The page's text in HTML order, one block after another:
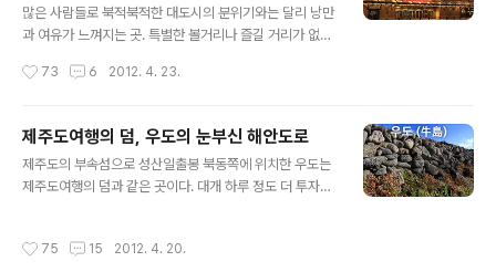
던 슈퍼히어로를 실제로 맞닥뜨리게 되어 영화에 대한 기
대가 더 커지게 되었다. 그들을 만난 곳은 다름 아닌 캐나다
행의 중심, 미드타운 프라자' 앞에서 슈퍼히어로 군단을 만
많은 사람들로 북적북적한 대도시의 분위기와는 달리 낭만
과 여유가 느껴지는 곳. 특별한 볼거리나 즐길 거리가 없음
중부의 소도시 사스카툰(Saskatoon)에서 받은 인상이다.
시의 이름조차 생소하게 들리겠지만 사스카툰을 여행한 경
험이 있는 나에게는 대단히 특별한 도시로 기억된다. 그러
한 사스카툰에 라는 대형 쇼핑몰이 자리 잡고 있다. '미드타
카툰을 여행하면서 가장 오랜 시간을 보낸 지역이기도 하
73 6 2012. 4. 23.
제주도여행의 덤, 우도의 눈부신 해안도로
제주도의 부속섬으로 성산일출봉 북동쪽에 위치한 우도는
제주도여행의 덤과 같은 곳이다. 대개 하루 정도 더 투자하
한번 가게 되면 다음 제주도여행 때 다시 찾게 되는 곳이 또
75 15 2012. 4. 20.